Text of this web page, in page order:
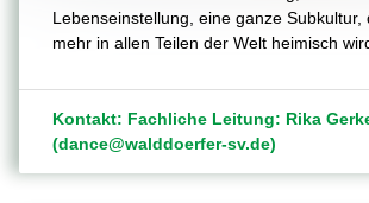
Lebenseinstellung, eine ganze Subkultur,
mehr in allen Teilen der Welt heimisch
Kontakt: Fachliche Leitung: Rika
(dance@walddoerfer-sv.de)